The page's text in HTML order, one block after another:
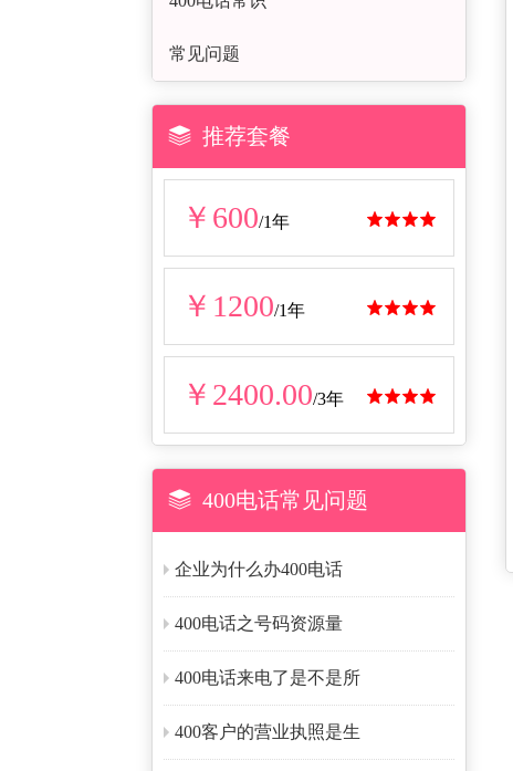
常见问题
 推荐套餐

￥600/1年

￥1200/1年

￥2400.00/3年
 400电话常见问题
企业为什么办400电话
400电话之号码资源量
400电话来电了是不是所
400客户的营业执照是生